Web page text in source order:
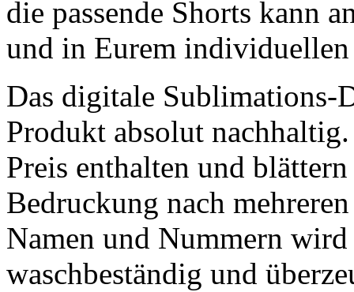
die passende Shorts kann
und in Eurem
Das digitale Sublimations-
Produkt absolut
Preis enthalten und
Bedruckung nach
Namen und Nummern
waschbeständig und